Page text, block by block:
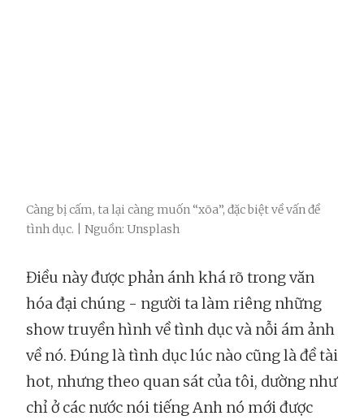
Càng bị cấm, ta lại càng muốn “xõa”, đặc biệt về vấn đề
tình dục. | Nguồn: Unsplash
Điều này được phản ánh khá rõ trong văn
hóa đại chúng - người ta làm riêng những
show truyền hình về tình dục và nỗi ám ảnh
về nó. Đúng là tình dục lúc nào cũng là đề tài
hot, nhưng theo quan sát của tôi, dường như
chỉ ở các nước nói tiếng Anh nó mới được